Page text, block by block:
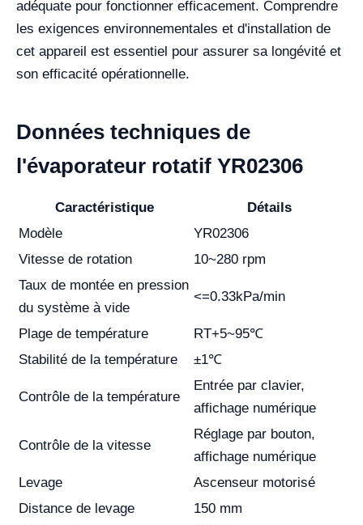
adéquate pour fonctionner efficacement. Comprendre
les exigences environnementales et d'installation de
cet appareil est essentiel pour assurer sa longévité et
son efficacité opérationnelle.
Données techniques de
l'évaporateur rotatif YR02306
Caractéristique
Détails
Modèle
YR02306
Vitesse de rotation
10~280 rpm
Taux de montée en pression
du système à vide
<=0.33kPa/min
Plage de température
RT+5~95℃
Stabilité de la température
±1℃
Contrôle de la température
Entrée par clavier,
affichage numérique
Contrôle de la vitesse
Réglage par bouton,
affichage numérique
Levage
Ascenseur motorisé
Distance de levage
150 mm